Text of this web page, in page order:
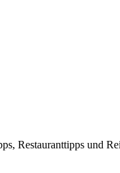
Restauranttipps und